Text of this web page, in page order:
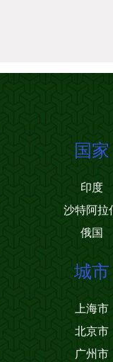
国家
印度
沙特阿拉
俄国
城市
上海市
北京市
广州市